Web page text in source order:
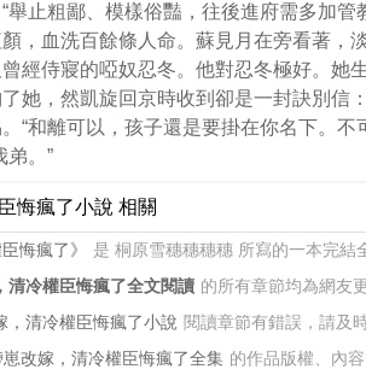
舉止粗鄙、模樣俗豔，往後進府需多加
，血洗百餘條人命。蘇見月在旁看著
經侍寢的啞奴忍冬。他對忍冬極好。
她，然凱旋回京時收到卻是一封訣別
“和離可以，孩子還是要掛在你名下。
弟。”
悔瘋了小說 相關
悔瘋了》
是 桐原雪穗穗穗穗 所寫的一本完結
清冷權臣悔瘋了全文閱讀 的所有章節均為網友
，清冷權臣悔瘋了小說 閱讀章節有錯誤，請及
改嫁，清冷權臣悔瘋了全集 的作品版權、內